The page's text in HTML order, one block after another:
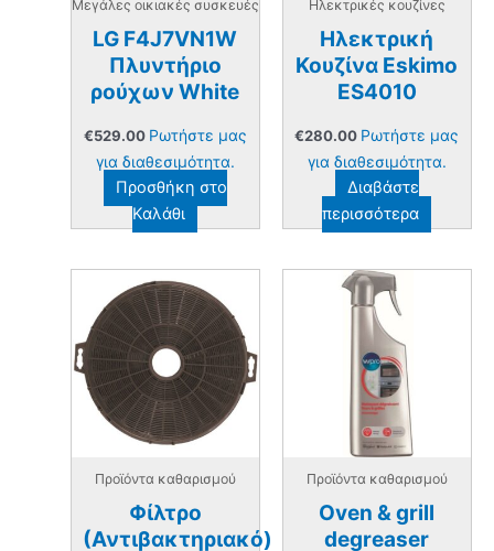
Μεγάλες οικιακές συσκευές
LG F4J7VN1W
Πλυντήριο
ρούχων White
€529.00 Ρωτήστε μας
για διαθεσιμότητα.
Προσθήκη στο
Καλάθι
Ηλεκτρικές κουζίνες
Ηλεκτρική
Κουζίνα Eskimo
ES4010
€280.00 Ρωτήστε μας
για διαθεσιμότητα.
Διαβάστε
περισσότερα
Προϊόντα καθαρισμού
Φίλτρο
(Αντιβακτηριακό)
Προϊόντα καθαρισμού
Oven & grill
degreaser